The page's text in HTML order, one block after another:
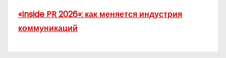
«Inside PR 2026»: как меняется индустрия
коммуникаций